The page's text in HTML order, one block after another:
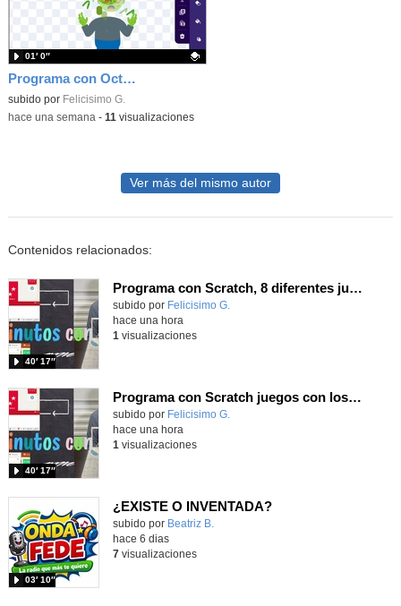
Programa con OctoStudio, un juego homenajeando al House of the dead con Zombies
Contenido educativo.
subido por Felicisimo G.
01′ 0″
-hace una semana - 11 visualizaciones
Ver más del mismo autor
Contenidos relacionados:
Programa con Scratch, 8 diferentes juegos para vivir la emoción de los partidos de España en el mundial 2026
Contenido educativo.
subido por Felicisimo G.
40′ 17″
hace una hora
1 visualizaciones
Programa con Scratch juegos con los partidos del mundial 2026 ganados por España
Contenido educativo.
subido por Felicisimo G.
40′ 17″
hace una hora
1 visualizaciones
¿EXISTE O INVENTADA?
Contenido educativo.
subido por Beatriz B.
03′ 10″
hace 6 dias
7visualizaciones